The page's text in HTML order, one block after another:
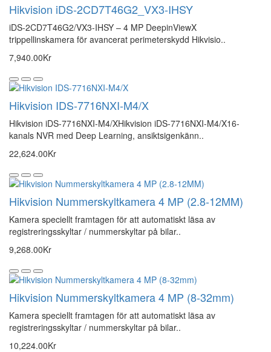
Hikvision iDS-2CD7T46G2_VX3-IHSY
iDS-2CD7T46G2/VX3-IHSY – 4 MP DeepinViewX
trippellinskamera för avancerat perimeterskydd Hikvisio..
7,940.00Kr
Hikvision IDS-7716NXI-M4/X
Hikvision iDS-7716NXI-M4/XHikvision iDS-7716NXI-M4/X16-
kanals NVR med Deep Learning, ansiktsigenkänn..
22,624.00Kr
Hikvision Nummerskyltkamera 4 MP (2.8-12MM)
Kamera speciellt framtagen för att automatiskt läsa av
registreringsskyltar / nummerskyltar på bilar..
9,268.00Kr
Hikvision Nummerskyltkamera 4 MP (8-32mm)
Kamera speciellt framtagen för att automatiskt läsa av
registreringsskyltar / nummerskyltar på bilar..
10,224.00Kr